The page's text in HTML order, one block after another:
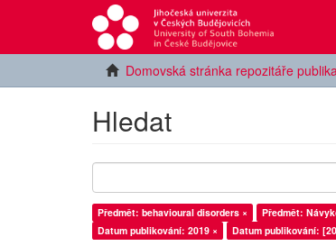
Domovská stránka repozitáře
Hledat
Předmět: behavioural disorders × Předmět:
Datum publikování: 2019 ×
Datum publikování: